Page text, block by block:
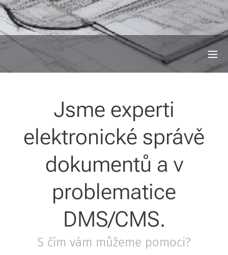
Jsme experti
elektronické správě
dokumentů a v
problematice
DMS/CMS.
S čím vám můžeme pomoci?